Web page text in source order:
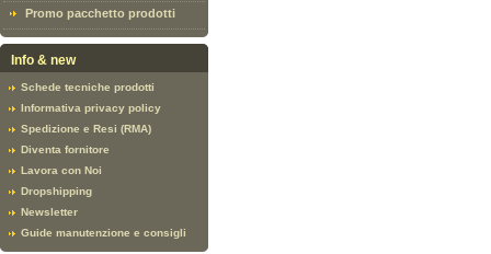
Promo pacchetto prodotti
Info & new
Schede tecniche prodotti
Informativa privacy policy
Spedizione e Resi (RMA)
Diventa fornitore
Lavora con Noi
Dropshipping
Newsletter
Guide manutenzione e consigli